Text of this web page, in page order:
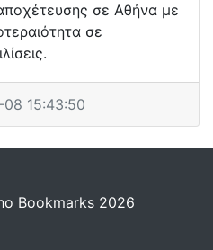
σε Αθήνα με
σε
15:43:50
Bookmarks 2026